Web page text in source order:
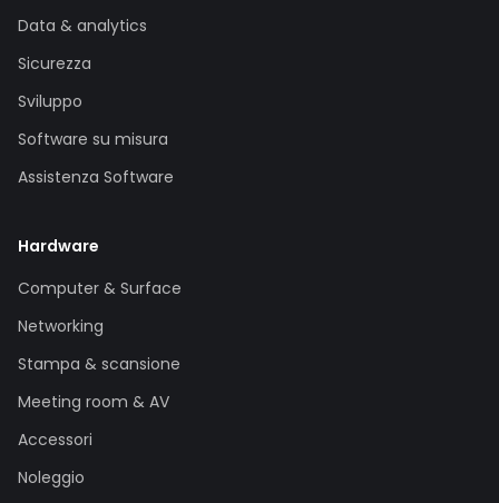
Data & analytics
Sicurezza
Sviluppo
Software su misura
Assistenza Software
Hardware
Computer & Surface
Networking
Stampa & scansione
Meeting room & AV
Accessori
Noleggio